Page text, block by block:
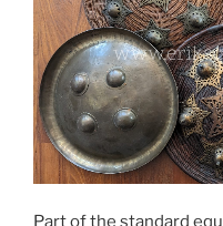
Part of the standard